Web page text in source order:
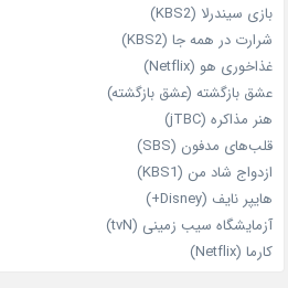
بازی سیندرلا (KBS2)
شرارت در همه‌ جا (KBS2)
غذاخوری هو (Netflix)
عشق بازگشته (عشق بازگشته)
هنر مذاکره (jTBC)
قلب‌های مدفون (SBS)
ازدواج شاد من (KBS1)
هایپر نایف (Disney+)
آزمایشگاه سیب‌ زمینی (tvN)
کارما (Netflix)